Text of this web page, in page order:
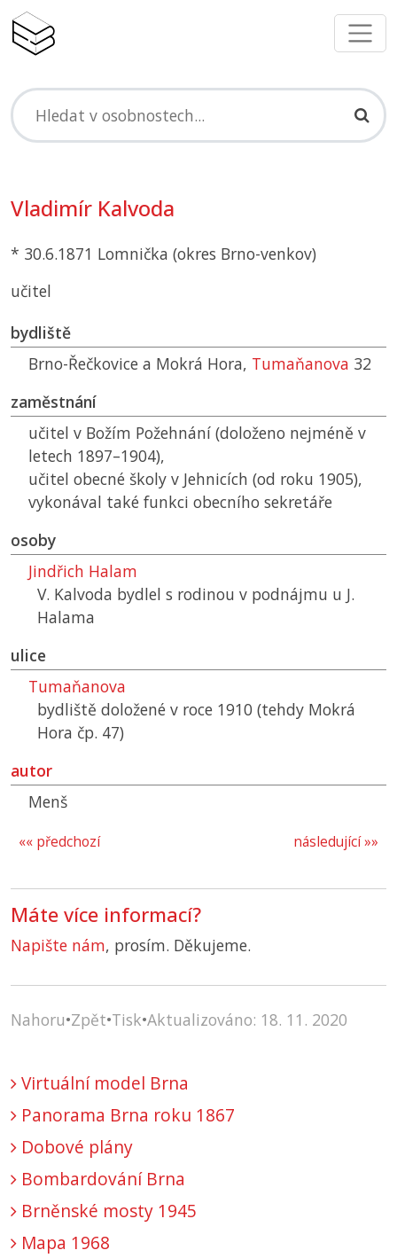
Vladimír Kalvoda
* 30.6.1871 Lomnička (okres Brno-venkov)
učitel
bydliště
Brno-Řečkovice a Mokrá Hora, Tumaňanova 32
zaměstnání
učitel v Božím Požehnání (doloženo nejméně v
letech 1897–1904),
učitel obecné školy v Jehnicích (od roku 1905),
vykonával také funkci obecního sekretáře
osoby
Jindřich Halam
V. Kalvoda bydlel s rodinou v podnájmu u J.
Halama
ulice
Tumaňanova
bydliště doložené v roce 1910 (tehdy Mokrá
Hora čp. 47)
autor
Menš
následující »»
«« předchozí
Máte více informací?
Napište nám, prosím. Děkujeme.
Nahoru•Zpět•Tisk•Aktualizováno: 18. 11. 2020
Virtuální model Brna
Panorama Brna roku 1867
Dobové plány
Bombardování Brna
Brněnské mosty 1945
Mapa 1968